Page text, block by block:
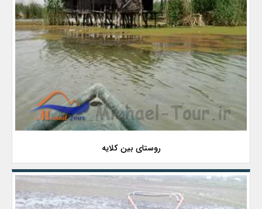
روستای بین كلایه